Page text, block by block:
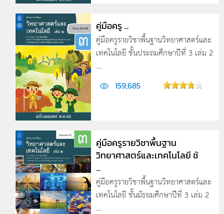
คู่มือครู ...
คู่มือครูรายวิชาพื้นฐานวิทยาศาสตร์และ
เทคโนโลยี ชั้นประถมศึกษาปีที่ 3 เล่ม 2
...
159,685
คู่มือครูรายวิชาพื้นฐาน
วิทยาศาสตร์และเทคโนโลยี ชั
...
คู่มือครูรายวิชาพื้นฐานวิทยาศาสตร์และ
เทคโนโลยี ชั้นมัธยมศึกษาปีที่ 3 เล่ม 2
...